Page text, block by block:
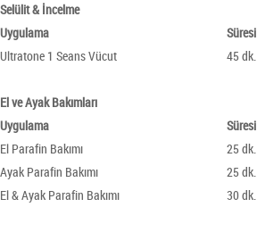
Selülit & İncelme
Uygulama
Süresi
Ultratone 1 Seans Vücut
45 dk.
El ve Ayak Bakımları
Uygulama
Süresi
El Parafin Bakımı
25 dk.
Ayak Parafin Bakımı
25 dk.
El & Ayak Parafin Bakımı
30 dk.